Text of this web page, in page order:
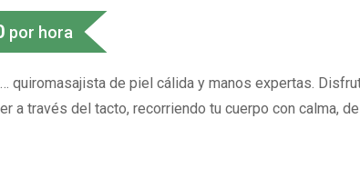
por hora
quiromasajista de piel cálida y manos expertas.
a través del tacto, recorriendo tu cuerpo con calma,